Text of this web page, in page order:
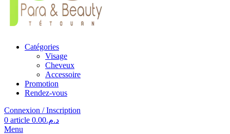
Catégories
Visage
Cheveux
Accessoire
Promotion
Rendez-vous
Connexion / Inscription
0 article د.م.0.00
Menu